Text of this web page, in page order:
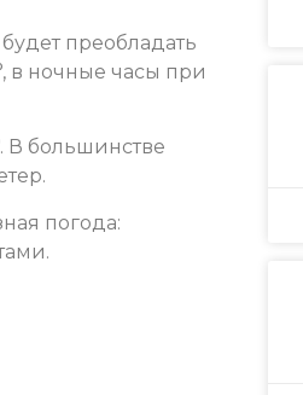
преобладать
в ночные часы при
В большинстве
погода: